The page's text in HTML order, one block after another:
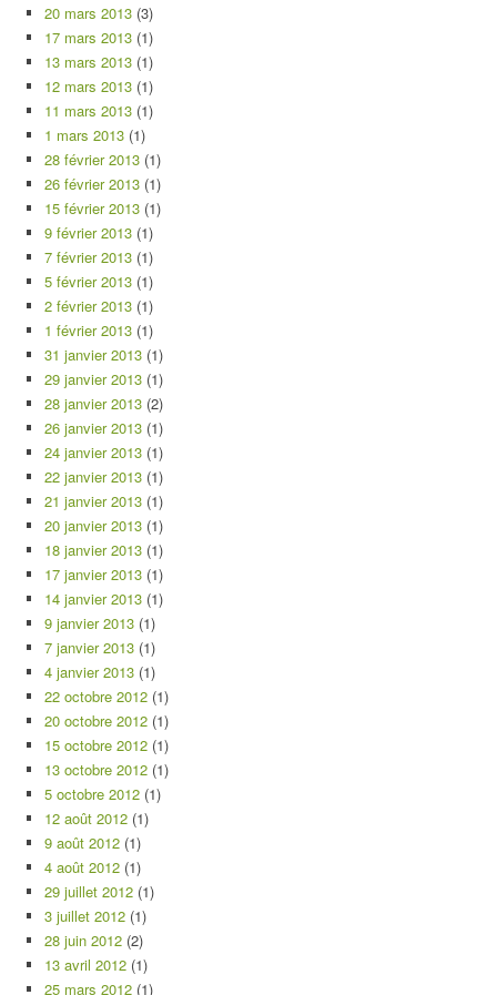
20 mars 2013 (3)
17 mars 2013 (1)
13 mars 2013 (1)
12 mars 2013 (1)
11 mars 2013 (1)
1 mars 2013 (1)
28 février 2013 (1)
26 février 2013 (1)
15 février 2013 (1)
9 février 2013 (1)
7 février 2013 (1)
5 février 2013 (1)
2 février 2013 (1)
1 février 2013 (1)
31 janvier 2013 (1)
29 janvier 2013 (1)
28 janvier 2013 (2)
26 janvier 2013 (1)
24 janvier 2013 (1)
22 janvier 2013 (1)
21 janvier 2013 (1)
20 janvier 2013 (1)
18 janvier 2013 (1)
17 janvier 2013 (1)
14 janvier 2013 (1)
9 janvier 2013 (1)
7 janvier 2013 (1)
4 janvier 2013 (1)
22 octobre 2012 (1)
20 octobre 2012 (1)
15 octobre 2012 (1)
13 octobre 2012 (1)
5 octobre 2012 (1)
12 août 2012 (1)
9 août 2012 (1)
4 août 2012 (1)
29 juillet 2012 (1)
3 juillet 2012 (1)
28 juin 2012 (2)
13 avril 2012 (1)
25 mars 2012 (1)